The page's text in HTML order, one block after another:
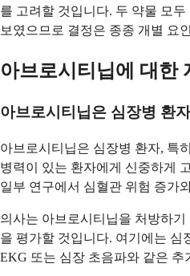
를 고려할 것입니다. 두 약물 모
보였으므로 결정은 종종 개별 요
아브로시티닙에 대한
아브로시티닙은 심장병 환
아브로시티닙은 심장병 환자, 특
병력이 있는 환자에게 신중하게
일부 연구에서 심혈관 위험 증가
의사는 아브로시티닙을 처방하
을 평가할 것입니다. 여기에는 심
EKG 또는 심장 초음파와 같은 추